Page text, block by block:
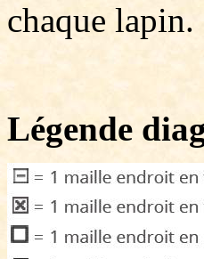
chaque lapin.
Légende